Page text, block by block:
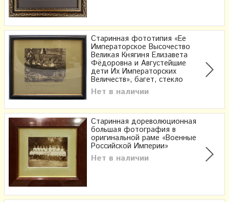
Старинная фототипия «Ее
Императорское Высочество
Великая Княгиня Елизавета
Фёдоровна и Августейшие
дети Их Императорских
Величеств», багет, стекло
Нет в наличии
Старинная дореволюционная
большая фотография в
оригинальной раме «Военные
Российской Империи»
Нет в наличии